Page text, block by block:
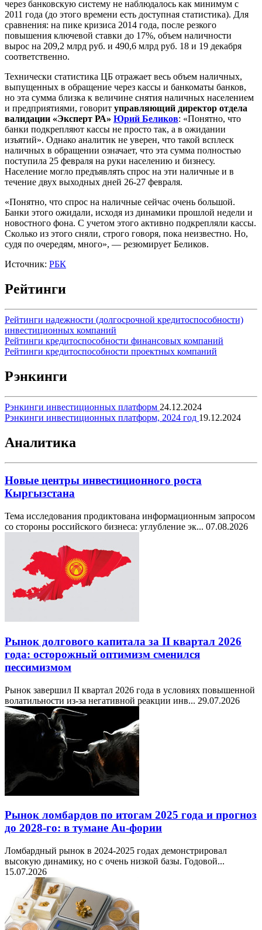
через банковскую систему не наблюдалось как минимум с
2011 года (до этого времени есть доступная статистика). Для
сравнения: на пике кризиса 2014 года, после резкого
повышения ключевой ставки до 17%, объем наличности
вырос на 209,2 млрд руб. и 490,6 млрд руб. 18 и 19 декабря
соответственно.
Технически статистика ЦБ отражает весь объем наличных,
выпущенных в обращение через кассы и банкоматы банков,
но эта сумма близка к величине снятия наличных населением
и предприятиями, говорит управляющий директор отдела
валидации «Эксперт РА» Юрий Беликов: «Понятно, что
банки подкрепляют кассы не просто так, а в ожидании
изъятий». Однако аналитик не уверен, что такой всплеск
наличных в обращении означает, что эта сумма полностью
поступила 25 февраля на руки населению и бизнесу.
Население могло предъявлять спрос на эти наличные и в
течение двух выходных дней 26-27 февраля.
«Понятно, что спрос на наличные сейчас очень большой.
Банки этого ожидали, исходя из динамики прошлой недели и
новостного фона. С учетом этого активно подкрепляли кассы.
Сколько из этого сняли, строго говоря, пока неизвестно. Но,
судя по очередям, много», — резюмирует Беликов.
Источник: РБК
Рейтинги
Рейтинги надежности (долгосрочной кредитоспособности)
инвестиционных компаний
Рейтинги кредитоспособности финансовых компаний
Рейтинги кредитоспособности проектных компаний
Рэнкинги
Рэнкинги инвестиционных платформ 24.12.2024
Рэнкинги инвестиционных платформ, 2024 год 19.12.2024
Аналитика
Новые центры инвестиционного роста
Кыргызстана
Тема исследования продиктована информационным запросом
со стороны российского бизнеса: углубление эк... 07.08.2026
Рынок долгового капитала за II квартал 2026
года: осторожный оптимизм сменился
пессимизмом
Рынок завершил II квартал 2026 года в условиях повышенной
волатильности из-за негативной реакции инв... 29.07.2026
Рынок ломбардов по итогам 2025 года и прогноз
до 2028-го: в тумане Au-фории
Ломбардный рынок в 2024-2025 годах демонстрировал
высокую динамику, но с очень низкой базы. Годовой...
15.07.2026